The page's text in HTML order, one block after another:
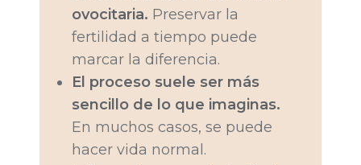
ovocitaria. Preservar la
fertilidad a tiempo puede
marcar la diferencia.
El proceso suele ser más
sencillo de lo que imaginas.
En muchos casos, se puede
hacer vida normal.